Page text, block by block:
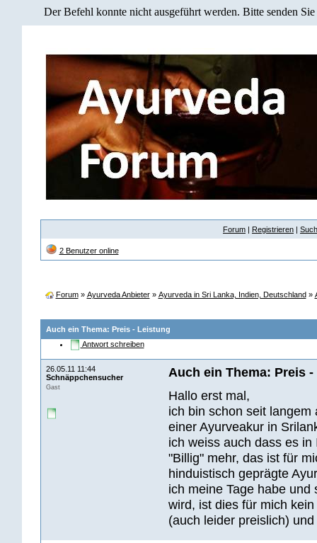
Der Befehl konnte nicht ausgeführt werden. Bitte senden
Forum | Registrieren |
2 Benutzer online
Forum» Ayurveda Anbieter» Ayurveda in Sri Lanka, Indien, Deutschland»
Auch ein Thema: Preis - Leistung
Antwort schreiben
26.05.11 11:44
Schnäppchensucher
Gast
Auch ein Thema: Preis
Hallo erst mal,
ich bin schon seit
einer Ayurveakur in
ich weiss auch dass es
"Billig" mehr, das ist für
hinduistisch geprägte
ich meine Tage habe
wird, ist dies für mich
(auch leider preislich)